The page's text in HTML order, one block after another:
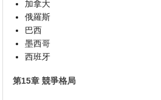
加拿大
俄羅斯
巴西
墨西哥
西班牙
第15章 競爭格局